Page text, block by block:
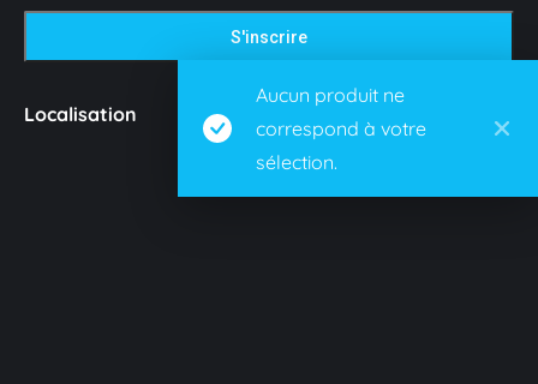
Aucun produit ne
correspond à votre
sélection.
Localisation